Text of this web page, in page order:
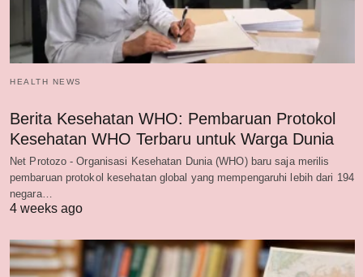
HEALTH NEWS
Berita Kesehatan WHO: Pembaruan Protokol
Kesehatan WHO Terbaru untuk Warga Dunia
Net Protozo - Organisasi Kesehatan Dunia (WHO) baru saja merilis
pembaruan protokol kesehatan global yang mempengaruhi lebih dari 194
negara…
4 weeks ago